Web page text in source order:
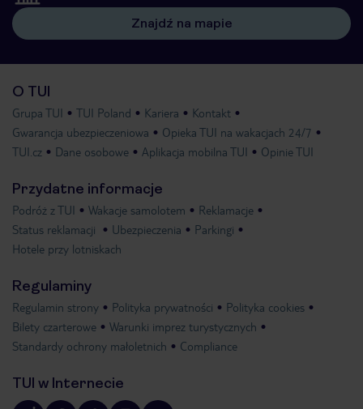
Znajdź na mapie
O TUI
Grupa TUI TUI Poland Kariera
Kontakt
Gwarancja ubezpieczeniowa
Opieka TUI na wakacjach 24/7
TUI.cz
Dane osobowe Aplikacja mobilna TUI Opinie TUI
Przydatne informacje
Podróż z TUI Wakacje samolotem
Reklamacje
Status reklamacji
Ubezpieczenia
Parkingi
Hotele przy lotniskach
Regulaminy
Regulamin strony Polityka prywatności
Polityka cookies
Bilety czarterowe
Warunki imprez turystycznych
Standardy ochrony małoletnich
Compliance
TUI w Internecie